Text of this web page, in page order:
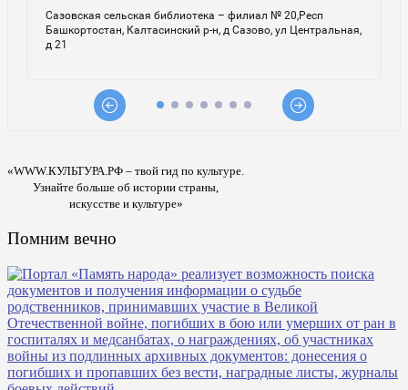
«WWW.КУЛЬТУРА.РФ – твой гид по культуре.
Узнайте больше об истории страны,
искусстве и культуре»
Помним вечно